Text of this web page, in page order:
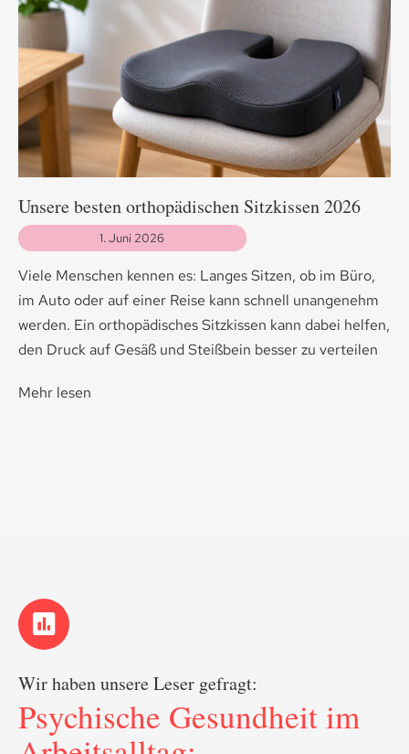
Unsere besten orthopädischen Sitzkissen 2026
1. Juni 2026
Viele Menschen kennen es: Langes Sitzen, ob im Büro,
im Auto oder auf einer Reise kann schnell unangenehm
werden. Ein orthopädisches Sitzkissen kann dabei helfen,
den Druck auf Gesäß und Steißbein besser zu verteilen
Mehr lesen
Wir haben unsere Leser gefragt:
Psychische Gesundheit im